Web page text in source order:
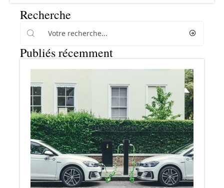
Recherche
Publiés récemment